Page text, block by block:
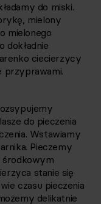
do miski.
mielony
mielonego
dokładnie
ciecierzycy
przyprawami.
do pieczenia
Wstawiamy
Pieczemy
środkowym
stanie się
czasu pieczenia
delikatnie